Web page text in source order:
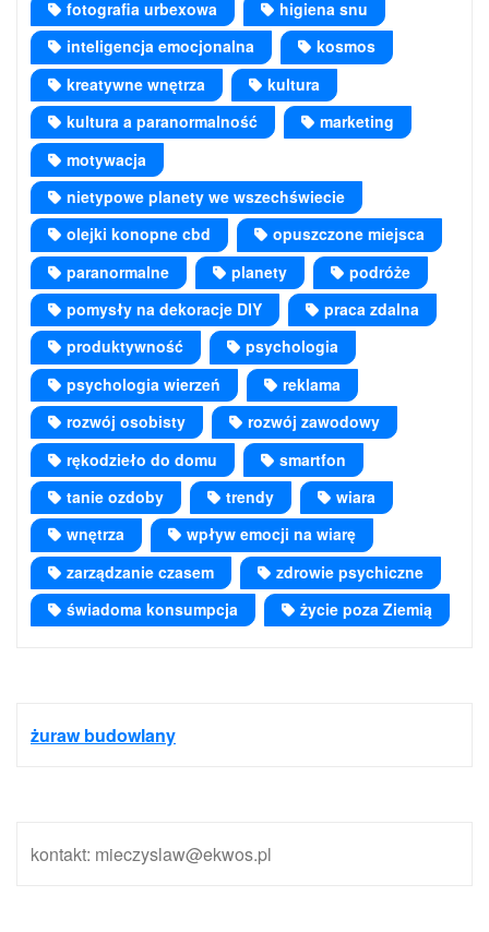
fotografia urbexowa
higiena snu
inteligencja emocjonalna
kosmos
kreatywne wnętrza
kultura
kultura a paranormalność
marketing
motywacja
nietypowe planety we wszechświecie
olejki konopne cbd
opuszczone miejsca
paranormalne
planety
podróże
pomysły na dekoracje DIY
praca zdalna
produktywność
psychologia
psychologia wierzeń
reklama
rozwój osobisty
rozwój zawodowy
rękodzieło do domu
smartfon
tanie ozdoby
trendy
wiara
wnętrza
wpływ emocji na wiarę
zarządzanie czasem
zdrowie psychiczne
świadoma konsumpcja
życie poza Ziemią
żuraw budowlany
kontakt: mieczyslaw@ekwos.pl